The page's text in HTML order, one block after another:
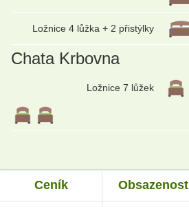
Ložnice 4 lůžka + 2 přistýlky
Chata Krbovna
Ložnice 7 lůžek
Ceník Obsazenost